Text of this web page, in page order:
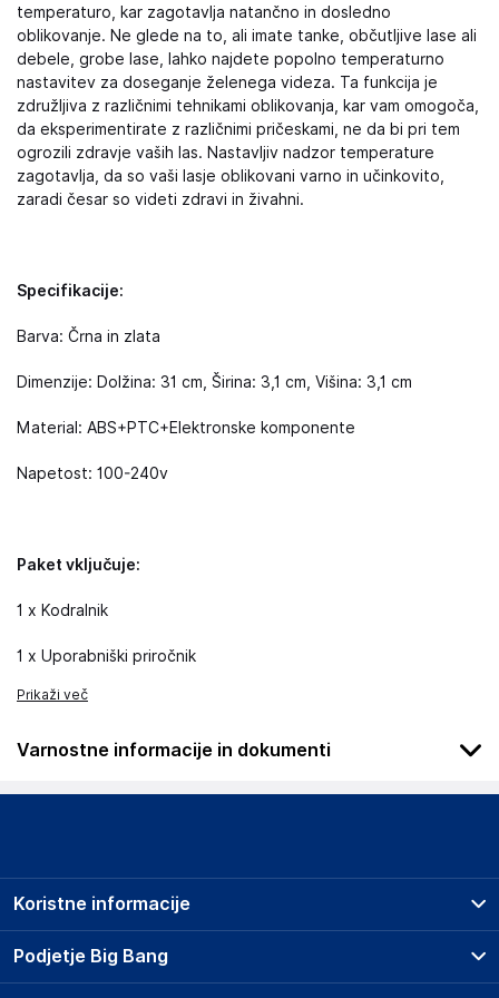
temperaturo, kar zagotavlja natančno in dosledno
oblikovanje. Ne glede na to, ali imate tanke, občutljive lase ali
debele, grobe lase, lahko najdete popolno temperaturno
nastavitev za doseganje želenega videza. Ta funkcija je
združljiva z različnimi tehnikami oblikovanja, kar vam omogoča,
da eksperimentirate z različnimi pričeskami, ne da bi pri tem
ogrozili zdravje vaših las. Nastavljiv nadzor temperature
zagotavlja, da so vaši lasje oblikovani varno in učinkovito,
zaradi česar so videti zdravi in živahni.
Specifikacije:
Barva: Črna in zlata
Dimenzije: Dolžina: 31 cm, Širina: 3,1 cm, Višina: 3,1 cm
Material: ABS+PTC+Elektronske komponente
Napetost: 100-240v
Paket vključuje:
1 x Kodralnik
1 x Uporabniški priročnik
Prikaži več
Varnostne informacije in dokumenti
Da bi se izognili nevarnosti, izdelek hranite izven dosega
Podatki o proizvajalcu vključujejo informacije (naziv, naslov,
državo in elektronski naslov) povezane s proizvajalcem
DRAGON ECOM INTERNATIONAL LIMITED
Podjetje Big Bang
Koristne informacije
Prodajna mesta